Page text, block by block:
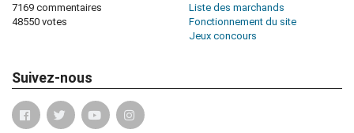
7169 commentaires
48550 votes
Liste des marchands
Fonctionnement du site
Jeux concours
Suivez-nous